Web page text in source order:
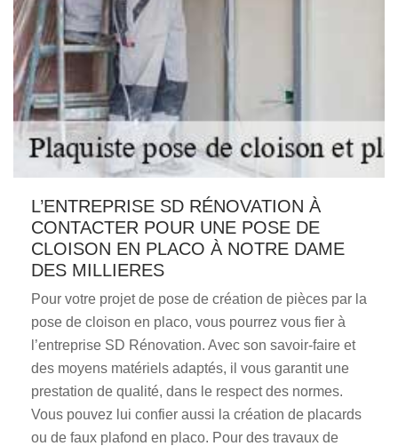
L’ENTREPRISE SD RÉNOVATION À
CONTACTER POUR UNE POSE DE
CLOISON EN PLACO À NOTRE DAME
DES MILLIERES
Pour votre projet de pose de création de pièces par la
pose de cloison en placo, vous pourrez vous fier à
l’entreprise SD Rénovation. Avec son savoir-faire et
des moyens matériels adaptés, il vous garantit une
prestation de qualité, dans le respect des normes.
Vous pouvez lui confier aussi la création de placards
ou de faux plafond en placo. Pour des travaux de